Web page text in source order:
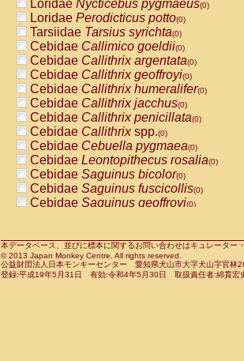
PitheciidaeCallicebus cupreus
PitheciidaeCallicebus donacophilus
PitheciidaeCallicebus moloch
PitheciidaeCallicebus torquatus
PitheciidaeCallicebusspp.(0)
PitheciidaeChiropotes satanas(0)
PitheciidaePithecia monachus
PitheciidaePithecia pithecia(0)
CercopithecidaeCercocebus agilis
CercopithecidaeCercocebus
CercopithecidaeCercocebus
CercopithecidaeCercocebus
CercopithecidaeCercocebus
CercopithecidaeCercocebushybrid
CercopithecidaePapio anubis(0)
CercopithecidaePapio cynocephalus
CercopithecidaePapio hamadryas(0)
Loridae Nycticebus pygmaeus(0)
Loridae Perodicticus potto(0)
Tarsiidae Tarsius syrichta(0)
Cebidae Callimico goeldii(0)
Cebidae Callithrix argentata(0)
Cebidae Callithrix geoffroyi(0)
Cebidae Callithrix humeralifer(0)
Cebidae Callithrix jacchus(0)
Cebidae Callithrix penicillata(0)
Cebidae Callithrixspp.(0)
Cebidae Cebuella pygmaea(0)
Cebidae Leontopithecus rosalia(0)
Cebidae Saguinus bicolor(0)
Cebidae Saguinus fuscicollis(0)
Cebidae Saguinus geoffroyi(0)
CebidaeSaguinus leucopus(0)
CebidaeSaguinus midas(0)
Cebidae Saguinus mystax(0)
本データベース、並びに標本に関するお問い合わせはキュレータ
© 2013 Japan Monkey Centre. All rights reserved.
公益財団法人日本モンキーセンター 愛知県犬山市大字犬山字官
登録:平成19年5月31日 有効:令和4年5月30日 取扱責任者:綿貫宏